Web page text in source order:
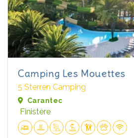
Camping Les Mouettes
5 Sterren Camping
Carantec
Finistère